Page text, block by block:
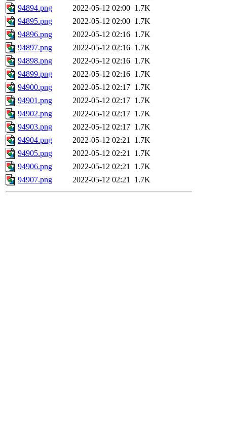
94894.png
2022-05-12 02:00 1.7K
94895.png
2022-05-12 02:00 1.7K
94896.png
2022-05-12 02:16 1.7K
94897.png
2022-05-12 02:16 1.7K
94898.png
2022-05-12 02:16 1.7K
94899.png
2022-05-12 02:16 1.7K
94900.png
2022-05-12 02:17 1.7K
94901.png
2022-05-12 02:17 1.7K
94902.png
2022-05-12 02:17 1.7K
94903.png
2022-05-12 02:17 1.7K
94904.png
2022-05-12 02:21 1.7K
94905.png
2022-05-12 02:21 1.7K
94906.png
2022-05-12 02:21 1.7K
94907.png
2022-05-12 02:21 1.7K